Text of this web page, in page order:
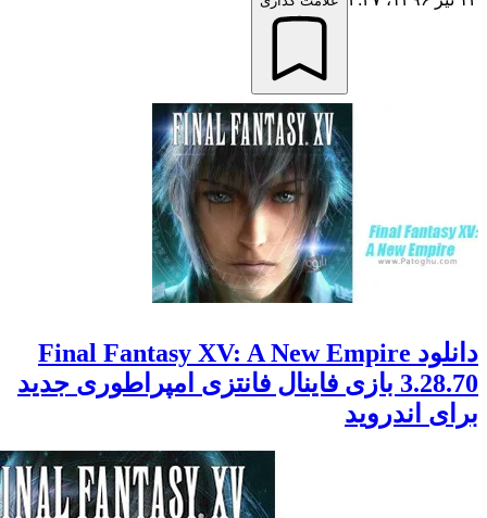
دانلود Final Fantasy XV: A New Empire
3.28.70 بازی فاینال فانتزی امپراطوری جدید
اندروید